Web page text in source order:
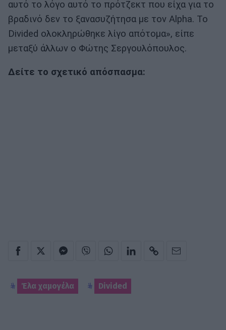
αυτό το λόγο αυτό το πρότζεκτ που είχα για το
βραδινό δεν το ξανασυζήτησα με τον Alpha. Το
Divided ολοκληρώθηκε λίγο απότομα», είπε
μεταξύ άλλων ο Φώτης Σεργουλόπουλος.
Δείτε το σχετικό απόσπασμα:
Έλα χαμογέλα Divided